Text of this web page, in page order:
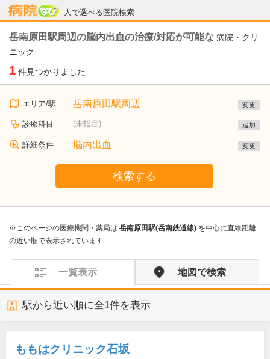
人で選べる医院検索
病院なび
岳南原田駅周辺の脳内出血の治療/対応が可能な 病院・クリ
ニック
1 件見つかりました
エリア/駅 岳南原田駅周辺 変更
診療科目 (未指定) 追加
詳細条件 脳内出血 変更
検索する
※このページの医療機関・薬局は 岳南原田駅(岳南鉄道線) を中心に直線距離
の近い順で表示されています
一覧表示 地図で検索
駅から近い順に全1件を表示
ももはクリニック石坂